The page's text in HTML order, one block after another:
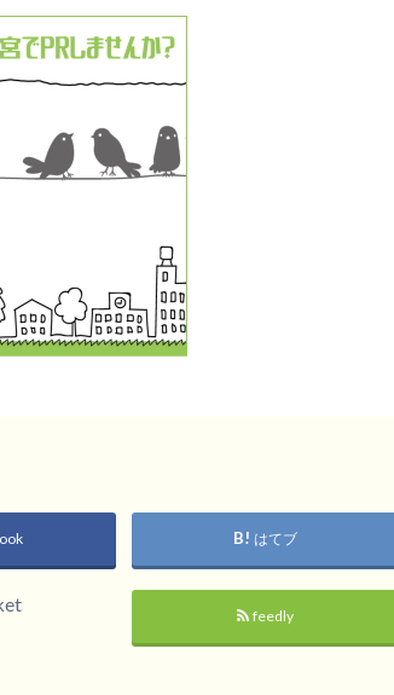
はてブ
feedly